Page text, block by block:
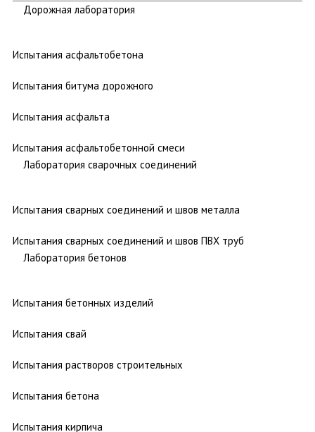
Дорожная лаборатория
Испытания асфальтобетона
Испытания битума дорожного
Испытания асфальта
Испытания асфальтобетонной смеси
Лаборатория сварочных соединений
Испытания сварных соединений и швов металла
Испытания сварных соединений и швов ПВХ труб
Лаборатория бетонов
Испытания бетонных изделий
Испытания свай
Испытания растворов строительных
Испытания бетона
Испытания кирпича